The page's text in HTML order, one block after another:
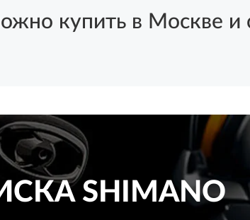
купить в Москве и с
SHIMANO